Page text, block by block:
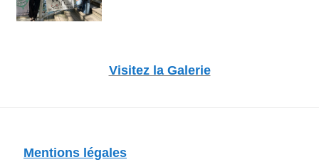
Visitez la Galerie
Mentions légales